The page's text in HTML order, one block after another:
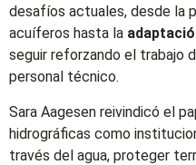
desafíos actuales, desde la
acuíferos hasta la
seguir reforzando el trabajo
personal técnico.
Sara Aagesen reivindicó el
hidrográficas como
través del agua, proteger